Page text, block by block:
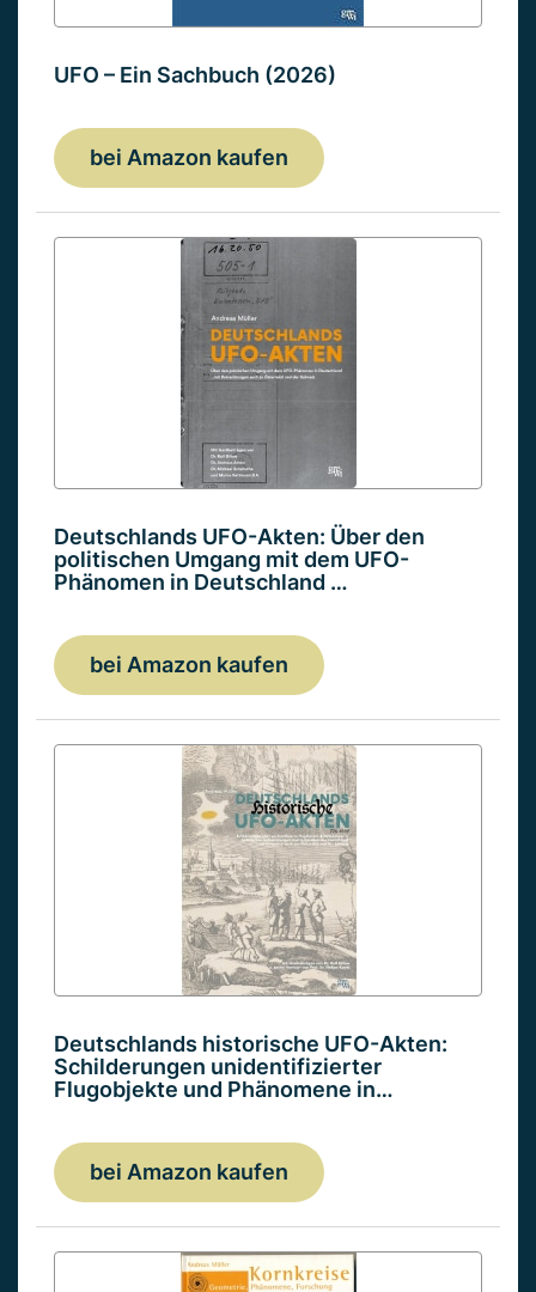
UFO – Ein Sachbuch (2026)
bei Amazon kaufen
Deutschlands UFO-Akten: Über den
politischen Umgang mit dem UFO-
Phänomen in Deutschland …
bei Amazon kaufen
Deutschlands historische UFO-Akten:
Schilderungen unidentifizierter
Flugobjekte und Phänomene in…
bei Amazon kaufen